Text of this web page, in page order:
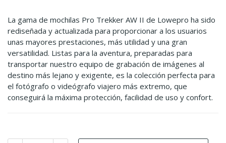
La gama de mochilas Pro Trekker AW II de Lowepro ha sido
rediseñada y actualizada para proporcionar a los usuarios
unas mayores prestaciones, más utilidad y una gran
versatilidad. Listas para la aventura, preparadas para
transportar nuestro equipo de grabación de imágenes al
destino más lejano y exigente, es la colección perfecta para
el fotógrafo o videógrafo viajero más extremo, que
conseguirá la máxima protección, facilidad de uso y confort.